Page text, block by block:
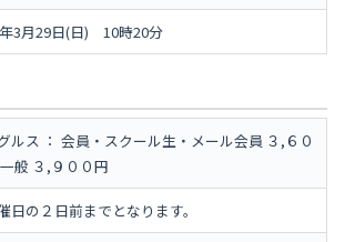
3月29日(日) 10時20分
ルス ： 会員・スクール生・メール会員 ３,６０
般 ３,９００円
日の２日前までとなります。